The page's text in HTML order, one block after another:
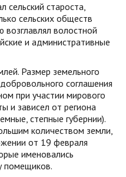
сельский староста,
сельских обществ
волостной
и административные
Размер земельного
соглашения
при участии мирового
и зависел от региона
степные губернии).
количеством земли,
от 19 февраля
именовались
помещиков.